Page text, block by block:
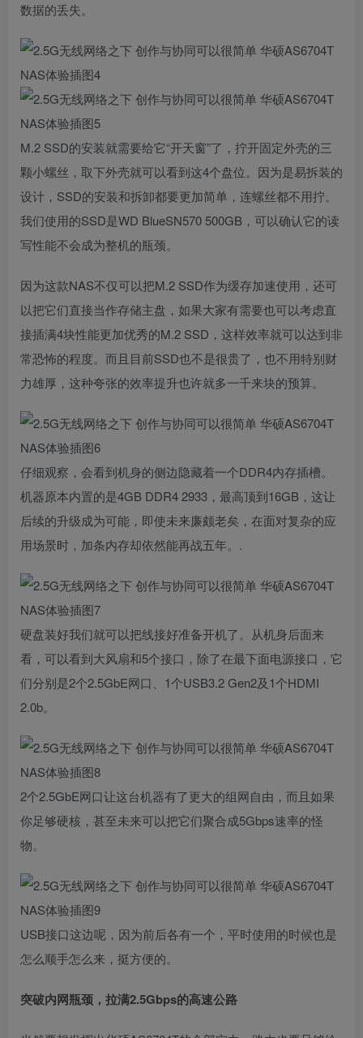
数据的丢失。
M.2 SSD的安装就需要给它“开天窗”了，拧开固定外壳的三
颗小螺丝，取下外壳就可以看到这4个盘位。因为是易拆装的
设计，SSD的安装和拆卸都要更加简单，连螺丝都不用拧。
我们使用的SSD是WD BlueSN570 500GB，可以确认它的读
写性能不会成为整机的瓶颈。
因为这款NAS不仅可以把M.2 SSD作为缓存加速使用，还可
以把它们直接当作存储主盘，如果大家有需要也可以考虑直
接插满4块性能更加优秀的M.2 SSD，这样效率就可以达到非
常恐怖的程度。而且目前SSD也不是很贵了，也不用特别财
力雄厚，这种夸张的效率提升也许就多一千来块的预算。
仔细观察，会看到机身的侧边隐藏着一个DDR4内存插槽。
机器原本内置的是4GB DDR4 2933，最高顶到16GB，这让
后续的升级成为可能，即使未来廉颇老矣，在面对复杂的应
用场景时，加条内存却依然能再战五年。.
硬盘装好我们就可以把线接好准备开机了。从机身后面来
看，可以看到大风扇和5个接口，除了在最下面电源接口，它
们分别是2个2.5GbE网口、1个USB3.2 Gen2及1个HDMI
2.0b。
2个2.5GbE网口让这台机器有了更大的组网自由，而且如果
你足够硬核，甚至未来可以把它们聚合成5Gbps速率的怪
物。
USB接口这边呢，因为前后各有一个，平时使用的时候也是
怎么顺手怎么来，挺方便的。
突破内网瓶颈，拉满2.5Gbps的高速公路